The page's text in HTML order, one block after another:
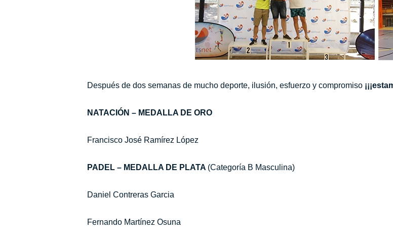
Después de dos semanas de mucho deporte, ilusión, esfuerzo y compromiso
NATACIÓN – MEDALLA DE ORO
Francisco José Ramírez López
PADEL – MEDALLA DE PLATA (Categoría B Masculina)
Daniel Contreras Garcia
Fernando Martínez Osuna